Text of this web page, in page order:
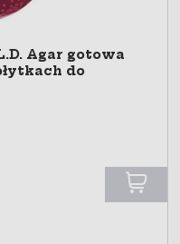
Agar gotowa
do